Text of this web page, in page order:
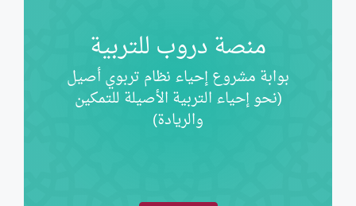
منصة دروب للتربية
بوابة مشروع إحياء نظام تربوي أصيل
(نحو إحياء التربية الأصيلة للتمكين
والريادة)